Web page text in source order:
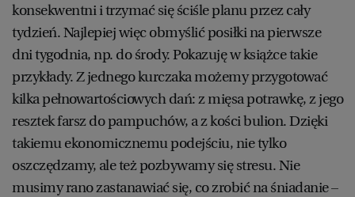
konsekwentni i trzymać się ściśle planu przez cały
tydzień. Najlepiej więc obmyślić posiłki na pierwsze
dni tygodnia, np. do środy. Pokazuję w książce takie
przykłady. Z jednego kurczaka możemy przygotować
kilka pełnowartościowych dań: z mięsa potrawkę, z jego
resztek farsz do pampuchów, a z kości bulion. Dzięki
takiemu ekonomicznemu podejściu, nie tylko
oszczędzamy, ale też pozbywamy się stresu. Nie
musimy rano zastanawiać się, co zrobić na śniadanie –